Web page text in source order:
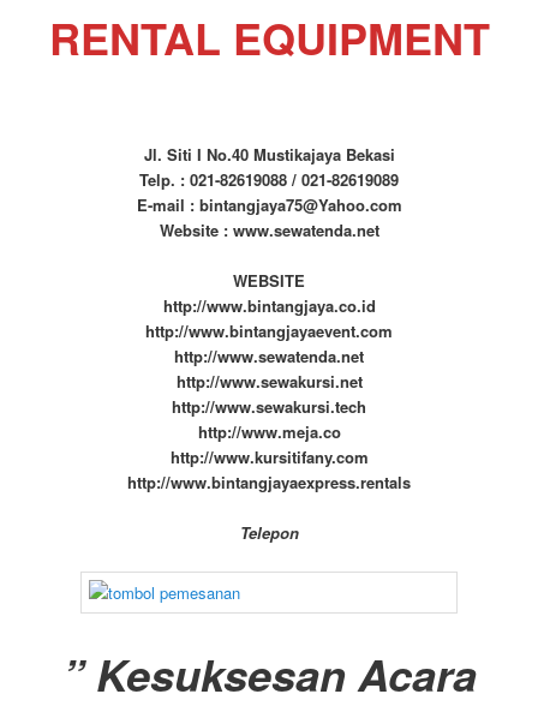
RENTAL EQUIPMENT
Jl. Siti I No.40 Mustikajaya Bekasi
Telp. : 021-82619088 / 021-82619089
E-mail : bintangjaya75@Yahoo.com
Website : www.sewatenda.net
WEBSITE
http://www.bintangjaya.co.id
http://www.bintangjayaevent.com
http://www.sewatenda.net
http://www.sewakursi.net
http://www.sewakursi.tech
http://www.meja.co
http://www.kursitifany.com
http://www.bintangjayaexpress.rentals
Telepon
” Kesuksesan Acara